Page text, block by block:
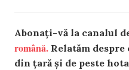
Abonați-vă la canalul
română. Relatăm
din țară și de peste